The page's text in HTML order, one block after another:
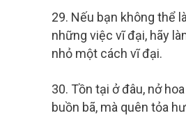
29. Nếu bạn không thể
những việc vĩ đại, hãy
nhỏ một cách vĩ đại.
30. Tồn tại ở đâu, nở
buồn bã, mà quên tỏa